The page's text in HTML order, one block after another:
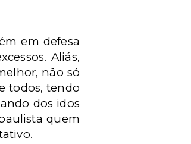
em defesa
Aliás,
não só
todos, tendo
dos idos
quem